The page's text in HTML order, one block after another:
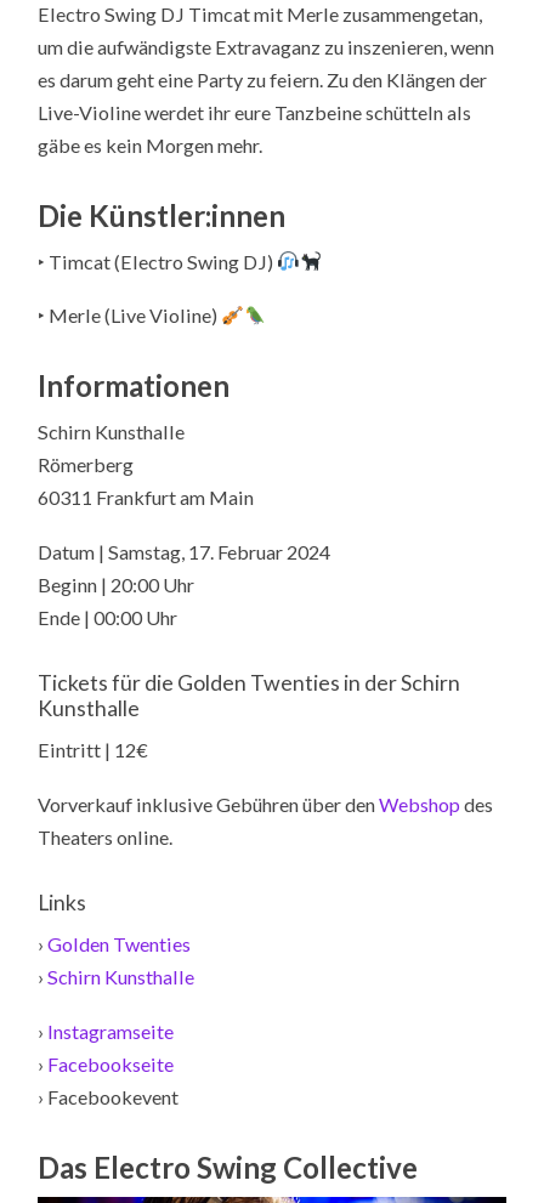
Electro Swing DJ Timcat mit Merle zusammengetan,
um die aufwändigste Extravaganz zu inszenieren, wenn
es darum geht eine Party zu feiern. Zu den Klängen der
Live-Violine werdet ihr eure Tanzbeine schütteln als
gäbe es kein Morgen mehr.
Die Künstler:innen
‣ Timcat (Electro Swing DJ)
‣ Merle (Live Violine)
Informationen
Schirn Kunsthalle
Römerberg
60311 Frankfurt am Main
Datum | Samstag, 17. Februar 2024
Beginn | 20:00 Uhr
Ende | 00:00 Uhr
Tickets für die Golden Twenties in der Schirn
Kunsthalle
Eintritt | 12€
Vorverkauf inklusive Gebühren über denWebshop des
Theaters online.
Links
›Golden Twenties
›Schirn Kunsthalle
› Instagramseite
› Facebookseite
› Facebookevent
Das Electro Swing Collective